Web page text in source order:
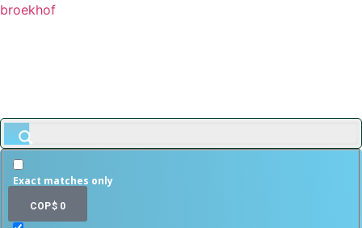
broekhof
Exact matches only
Search in title
$ 0